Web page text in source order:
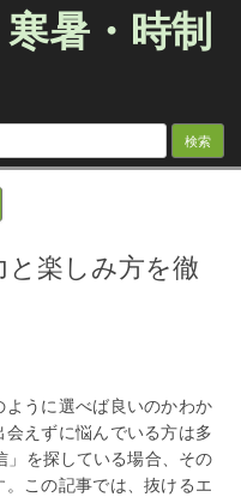
暑・時制
Skip to content
楽しみ方を徹
うに選べば良いのかわか
えずに悩んでいる方は多
」を探している場合、その
この記事では、抜けるエ